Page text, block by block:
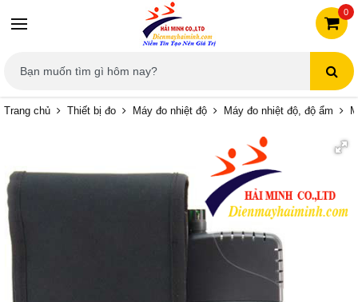
0
Trang chủ Thiết bị đo Máy đo nhiệt độ Máy đo nhiệt độ, độ ẩm